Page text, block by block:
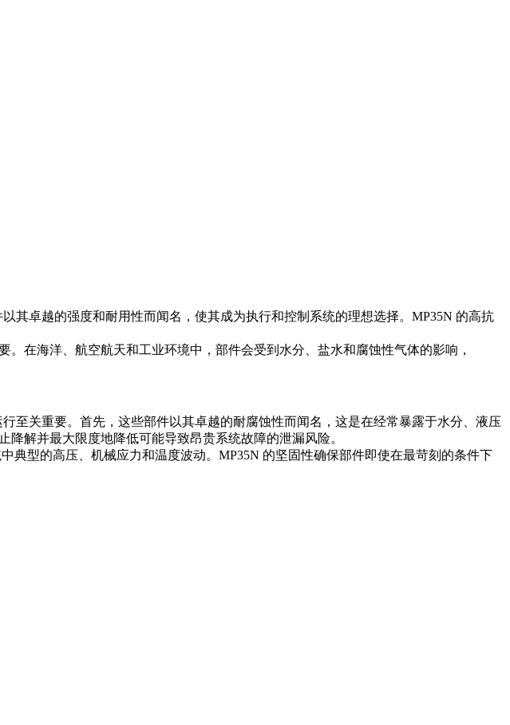
其卓越的强度和耐用性而闻名，使其成为执行和控制系统的理想选择。MP35N 的高抗
在海洋、航空航天和工业环境中，部件会受到水分、盐水和腐蚀性气体的影响，
至关重要。首先，这些部件以其卓越的耐腐蚀性而闻名，这是在经常暴露于水分、液压
解并最大限度地降低可能导致昂贵系统故障的泄漏风险。
典型的高压、机械应力和温度波动。MP35N 的坚固性确保部件即使在最苛刻的条件下